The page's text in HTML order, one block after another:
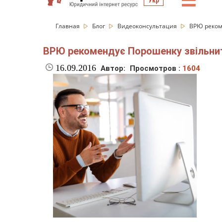
Главная Блог Видеоконсультация ВРЮ
ВРЮ рекомендує Порошенку
16.09.2016 Автор: Просмотров : 1604